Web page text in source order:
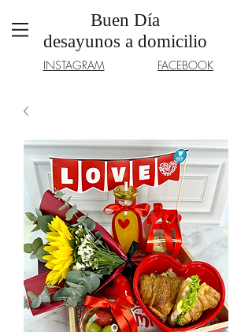
Buen Día
desayunos a domicilio
INSTAGRAM FACEBOOK